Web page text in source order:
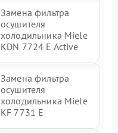
Замена фильтра
осушителя
холодильника Miele
KDN 7724 E Active
Замена фильтра
осушителя
холодильника Miele
KF 7731 E